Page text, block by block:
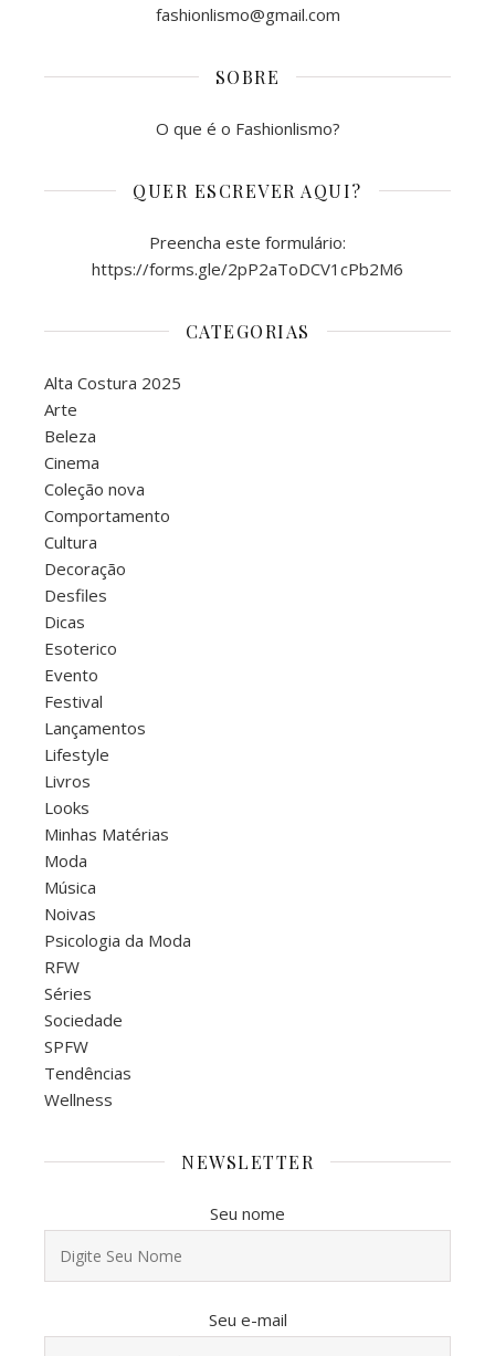
fashionlismo@gmail.com
SOBRE
O que é o Fashionlismo?
QUER ESCREVER AQUI?
Preencha este formulário:
https://forms.gle/2pP2aToDCV1cPb2M6
CATEGORIAS
Alta Costura 2025
Arte
Beleza
Cinema
Coleção nova
Comportamento
Cultura
Decoração
Desfiles
Dicas
Esoterico
Evento
Festival
Lançamentos
Lifestyle
Livros
Looks
Minhas Matérias
Moda
Música
Noivas
Psicologia da Moda
RFW
Séries
Sociedade
SPFW
Tendências
Wellness
NEWSLETTER
Seu nome
Seu e-mail